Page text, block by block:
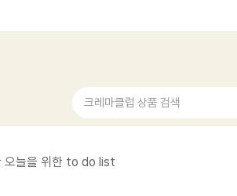
크레마클럽 상품 검색
오늘을 위한 to do list